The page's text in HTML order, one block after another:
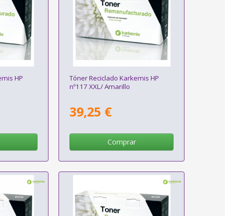
HP
Tóner Reciclado Karkemis HP
nº117 XXL/ Amarillo
39,25 €
Comprar